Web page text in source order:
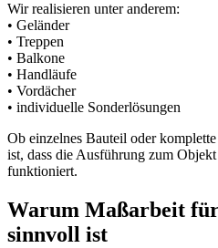
Wir realisieren unter anderem:
• Geländer
• Treppen
• Balkone
• Handläufe
• Vordächer
• individuelle Sonderlösungen
Ob einzelnes Bauteil oder
ist, dass die Ausführung zum
funktioniert.
Warum Maßarbeit
sinnvoll ist